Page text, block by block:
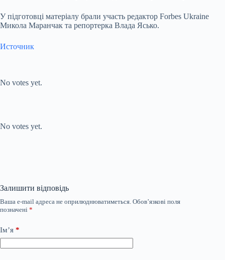
У підготовці матеріалу брали участь редактор Forbes Ukraine
Микола Маранчак та репортерка Влада Ясько.
Источник
No votes yet.
No votes yet.
Залишити відповідь
Ваша e-mail адреса не оприлюднюватиметься. Обов’язкові поля
позначені *
Ім’я *